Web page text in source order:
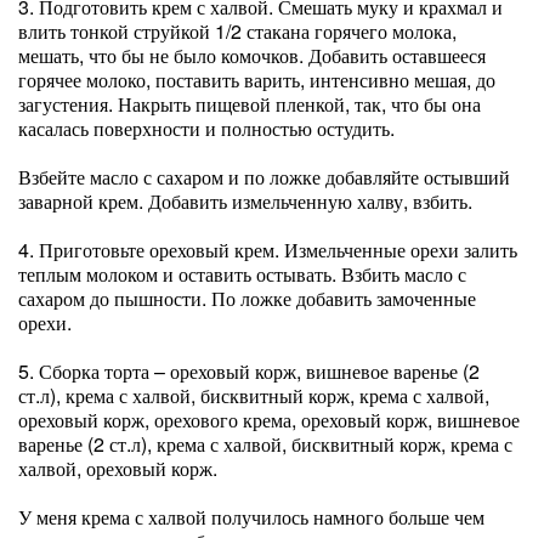
3. Подготовить крем с халвой. Смешать муку и крахмал и
влить тонкой струйкой 1/2 стакана горячего молока,
мешать, что бы не было комочков. Добавить оставшееся
горячее молоко, поставить варить, интенсивно мешая, до
загустения. Накрыть пищевой пленкой, так, что бы она
касалась поверхности и полностью остудить.
Взбейте масло с сахаром и по ложке добавляйте остывший
заварной крем. Добавить измельченную халву, взбить.
4. Приготовьте ореховый крем. Измельченные орехи залить
теплым молоком и оставить остывать. Взбить масло с
сахаром до пышности. По ложке добавить замоченные
орехи.
5. Сборка торта – ореховый корж, вишневое варенье (2
ст.л), крема с халвой, бисквитный корж, крема с халвой,
ореховый корж, орехового крема, ореховый корж, вишневое
варенье (2 ст.л), крема с халвой, бисквитный корж, крема с
халвой, ореховый корж.
У меня крема с халвой получилось намного больше чем